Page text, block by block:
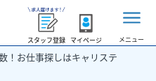
スタッフ登録 マイページ メニュー
！お仕事探しはキャリステ